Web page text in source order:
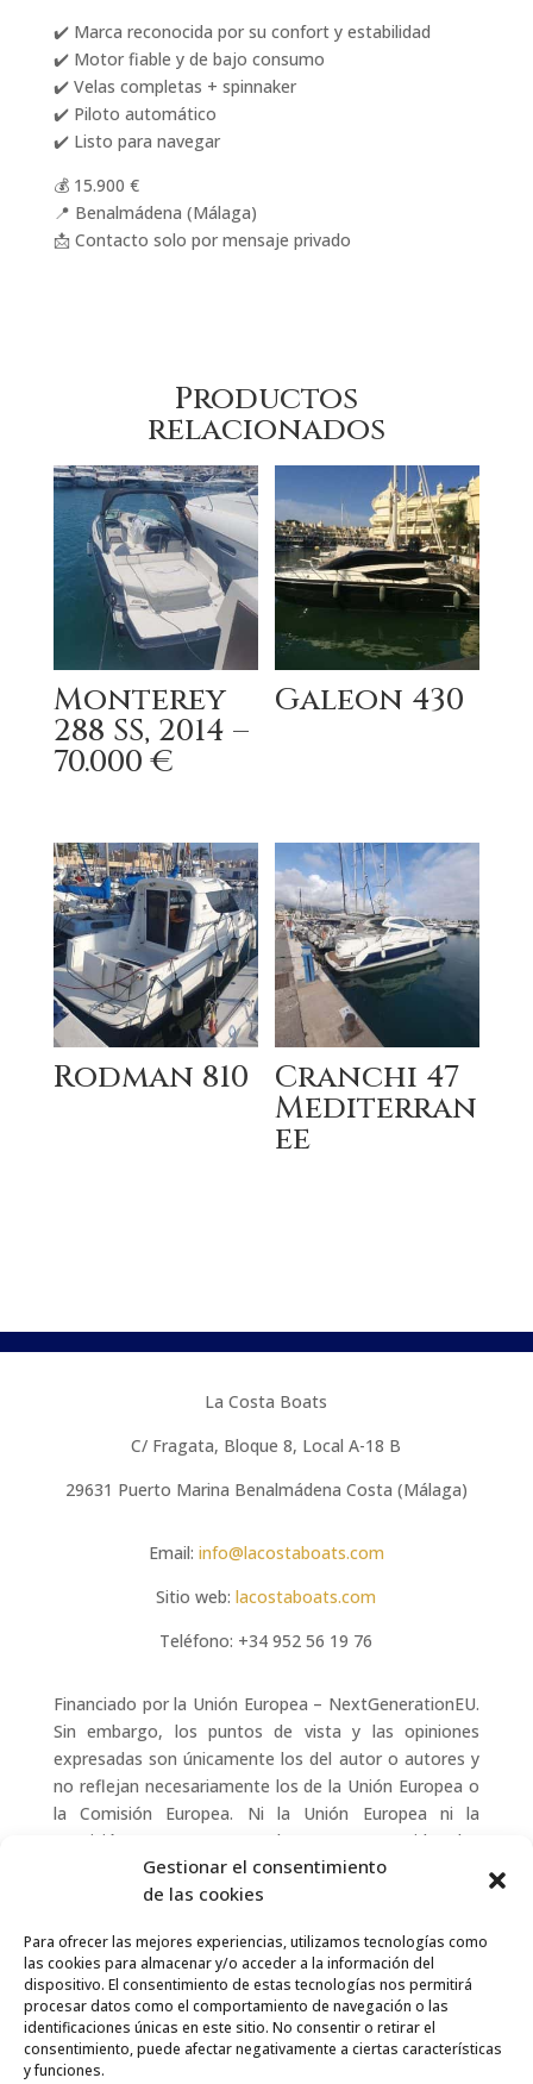
Gestionar el consentimiento
de las cookies
Para ofrecer las mejores experiencias, utilizamos tecnologías como
las cookies para almacenar y/o acceder a la información del
dispositivo. El consentimiento de estas tecnologías nos permitirá
procesar datos como el comportamiento de navegación o las
identificaciones únicas en este sitio. No consentir o retirar el
consentimiento, puede afectar negativamente a ciertas características
y funciones.
✔️ Marca reconocida por su confort y estabilidad
✔️ Motor fiable y de bajo consumo
✔️ Velas completas + spinnaker
✔️ Piloto automático
✔️ Listo para navegar
💰 15.900 €
📍 Benalmádena (Málaga)
📩 Contacto solo por mensaje privado
Productos
relacionados
Monterey
288 SS, 2014 –
70.000 €
Galeon 430
Rodman 810 Cranchi 47
Mediterran
ee
La Costa Boats
C/ Fragata, Bloque 8, Local A-18 B
29631 Puerto Marina Benalmádena Costa (Málaga)
Email: info@lacostaboats.com
Sitio web:lacostaboats.com
Teléfono: +34 952 56 19 76
Financiado por la Unión Europea – NextGenerationEU.
Sin embargo, los puntos de vista y las opiniones
expresadas son únicamente los del autor o autores y
no reflejan necesariamente los de la Unión Europea o
la Comisión Europea. Ni la Unión Europea ni la
Comisión Europea pueden ser consideradas
responsables de las mismas.